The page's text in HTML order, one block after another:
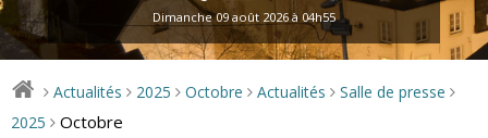
Dimanche 09 août 2026 à 04h55
> Actualités > 2025 > Octobre > Actualités > Salle de presse >
2025 > Octobre